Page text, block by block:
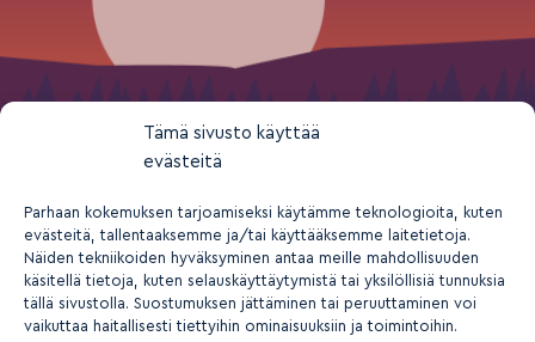
Tämä sivusto käyttää
evästeitä
Parhaan kokemuksen tarjoamiseksi käytämme teknologioita, kuten
evästeitä, tallentaaksemme ja/tai käyttääksemme laitetietoja.
Näiden tekniikoiden hyväksyminen antaa meille mahdollisuuden
käsitellä tietoja, kuten selauskäyttäytymistä tai yksilöllisiä tunnuksia
tällä sivustolla. Suostumuksen jättäminen tai peruuttaminen voi
vaikuttaa haitallisesti tiettyihin ominaisuuksiin ja toimintoihin.